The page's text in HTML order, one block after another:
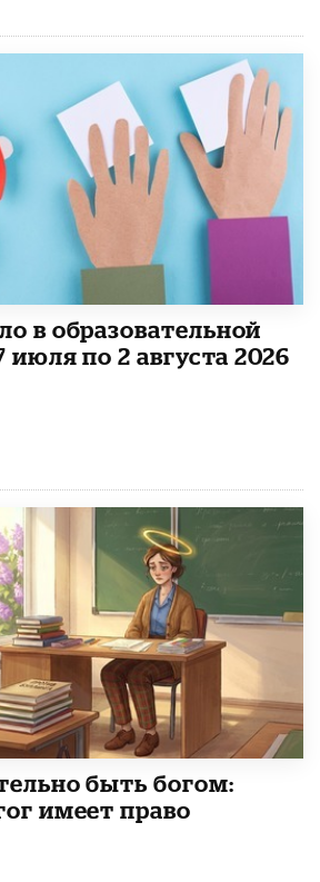
в образовательной
июля по 2 августа 2026
быть богом:
имеет право